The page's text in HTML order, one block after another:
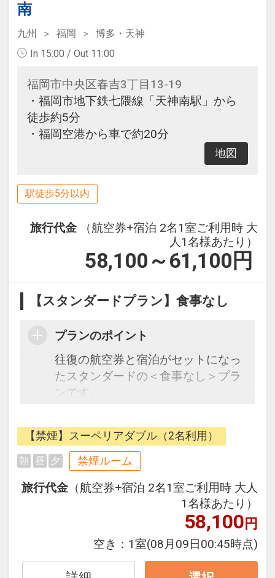
南
九州 福岡
博多・天神
In 15:00 / Out 11:00
福岡市中央区春吉3丁目13-19
・福岡市地下鉄七隈線「天神南駅」から
徒歩約5分
・福岡空港から車で約20分
地図
駅徒歩5分以内
旅行代金
（航空券+宿泊 2名1室ご利用時 大
人1名様あたり）
58,100～61,100 円
【スタンダードプラン】食事なし
プランのポイント
往復の航空券と宿泊がセットになっ
たスタンダードの＜食事なし＞プラ
ンです。
できるダイナミックパッケージだか
ら、一都市滞在はもちろん周遊旅行
にも最適！
旅行期間中の1泊だけの宿泊や延
泊・飛び泊なども自由自在です。
JALマイレージ会員の方にはフライ
トマイルが50%貯まります。
【禁煙】スーペリアダブル（2名利用）
朝 昼 夕 禁煙ルーム
旅行代金 （航空券+宿泊 2名1室ご利用時 大人
1名様あたり）
58,100円
空き： 1室(08月09日00:45時点)